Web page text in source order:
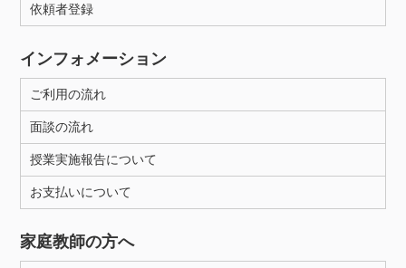
距離：15km以内
年齢：18-101歳
依頼者登録
インフォメーション
ご利用の流れ
面談の流れ
授業実施報告について
お支払いについて
家庭教師の方へ